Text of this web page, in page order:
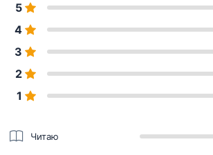
5
4
3
2
1
Читаю